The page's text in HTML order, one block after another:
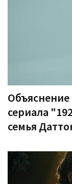
Объяснение
сериала
семья